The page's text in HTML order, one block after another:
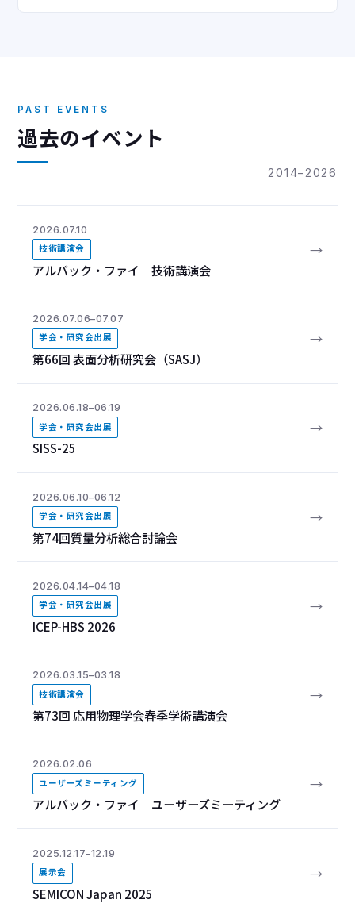
PAST EVENTS
過去のイベント
2014–2026
2026.07.10
技術講演会
アルバック・ファイ 技術講演会
→
2026.07.06–07.07
学会・研究会出展
第66回 表面分析研究会（SASJ）
→
2026.06.18–06.19
学会・研究会出展
SISS-25
→
2026.06.10–06.12
学会・研究会出展
第74回質量分析総合討論会
→
2026.04.14–04.18
学会・研究会出展
ICEP-HBS 2026
→
2026.03.15–03.18
技術講演会
第73回 応用物理学会春季学術講演会
→
2026.02.06
ユーザーズミーティング
アルバック・ファイ ユーザーズミーティング
→
2025.12.17–12.19
展示会
SEMICON Japan 2025
→